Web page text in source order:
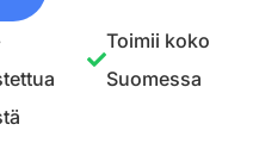
Toimii koko
Suomessa